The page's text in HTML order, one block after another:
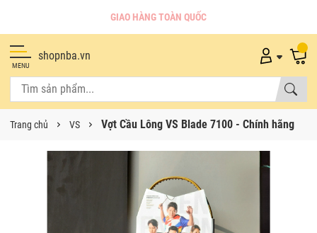
GIAO HÀNG TOÀN QUỐC
MENU
shopnba.vn
Trang chủ VS Vợt Cầu Lông VS Blade 7100 - Chính hãng